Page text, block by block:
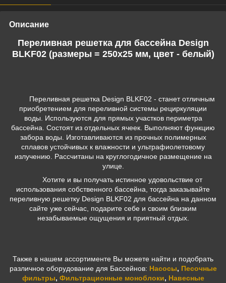
Описание
Переливная решетка для бассейна Design
BLKF02 (размеры = 250x25 мм, цвет - белый)
Переливная решетка Design BLKF02 - станет отличным
приобретением для переливной системы рециркуляции
воды. Используются для прямых участков периметра
бассейна. Состоят из отдельных ячеек. Выполняют функцию
забора воды. Изготавливаются из прочных полимерных
сплавов устойчивых к влажности и ультрафиолетовому
излучению. Рассчитаны на круглогодичное размещение на
улице.
Хотите и вы получать истинное удовольствие от
использования собственного бассейна, тогда заказывайте
переливную решетку Design BLKF02 для бассейна на данном
сайте уже сейчас, подарите себе и своим близким
незабываемые ощущения и приятный отдых.
Также в нашем ассортименте Вы можете найти и подобрать
различное оборудование для Бассейнов: Насосы, Песочные
фильтры, Фильтрационные моноблоки, Навесные